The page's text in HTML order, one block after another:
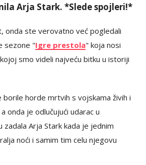
Arja Stark. *Slede spojleri!*
onda ste verovatno već pogledali
sezone "Igre prestola" koja nosi
smo videli najveću bitku u istoriji
borile horde mrtvih s vojskama živih i
onda je odlučujući udarac u
Arja Stark kada je jednim
noći i samim tim celu njegovu